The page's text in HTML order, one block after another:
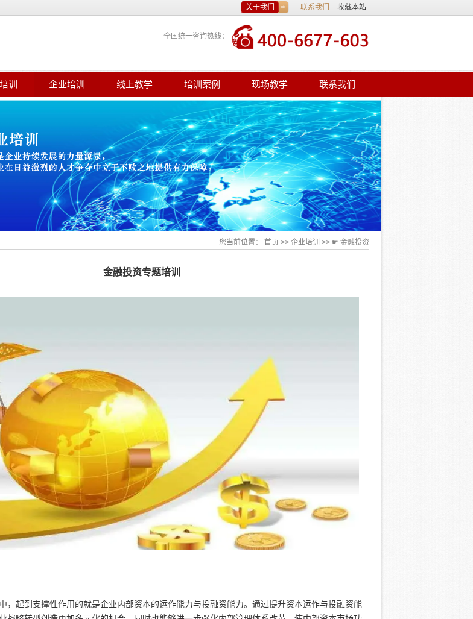
关于我们 联系我们 收藏本站
全国统一咨询热线：
训 企业培训 线上教学 培训案例 现场教学 联系我们
您当前位置： 首页 >> 企业培训 >> ☛ 金融投资
金融投资专题培训
，起到支撑性作用的就是企业内部资本的运作能力与投融资能力。通过提升资本运作与投融资能